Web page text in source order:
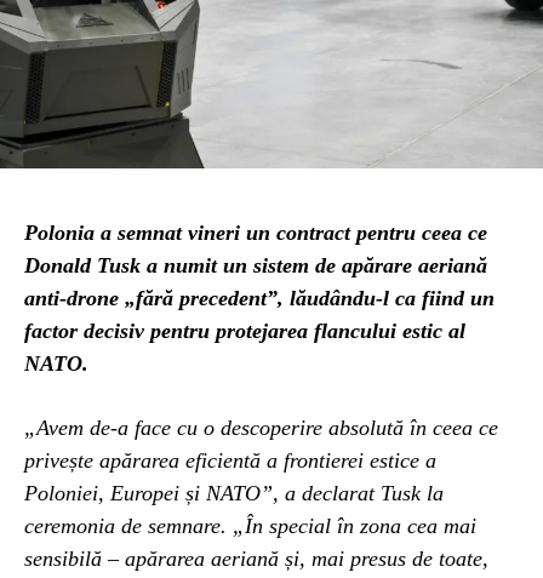
Polonia a semnat vineri un contract pentru ceea ce
Donald Tusk a numit un sistem de apărare aeriană
anti-drone „fără precedent”, lăudându-l ca fiind un
factor decisiv pentru protejarea flancului estic al
NATO.
„Avem de-a face cu o descoperire absolută în ceea ce
privește apărarea eficientă a frontierei estice a
Poloniei, Europei și NATO”, a declarat Tusk la
ceremonia de semnare. „În special în zona cea mai
sensibilă – apărarea aeriană și, mai presus de toate,